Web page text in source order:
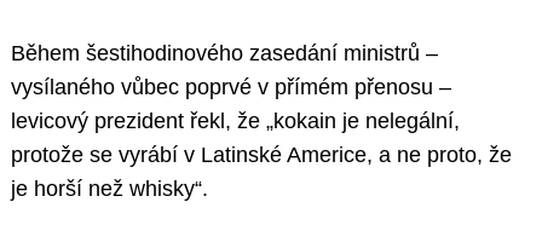
Během šestihodinového zasedání ministrů –
vysílaného vůbec poprvé v přímém přenosu –
levicový prezident řekl, že „kokain je nelegální,
protože se vyrábí v Latinské Americe, a ne proto, že
je horší než whisky“.